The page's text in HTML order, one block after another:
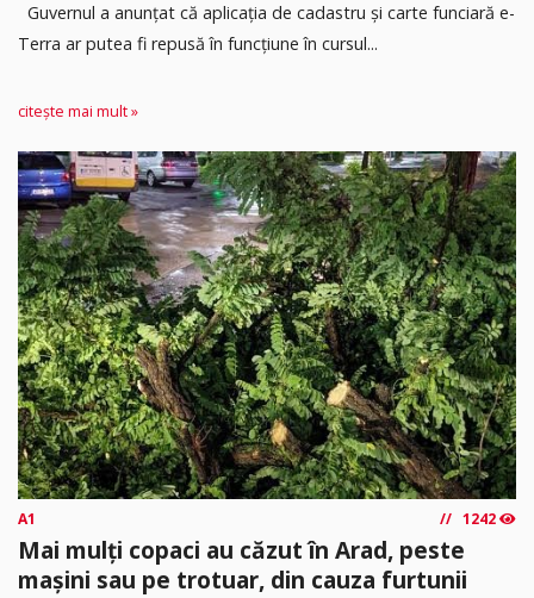
Guvernul a anunțat că aplicația de cadastru și carte funciară e-
Terra ar putea fi repusă în funcțiune în cursul...
citește mai mult »
A1 1242
Mai mulți copaci au căzut în Arad, peste
mașini sau pe trotuar, din cauza furtunii